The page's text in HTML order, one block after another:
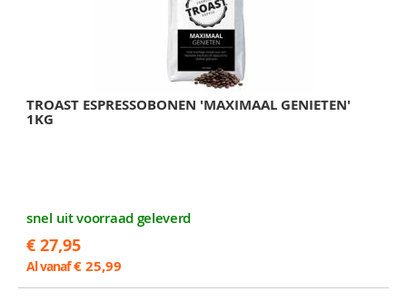
TROAST ESPRESSOBONEN 'MAXIMAAL GENIETEN'
1KG
snel uit voorraad geleverd
€ 27,95
Al vanaf € 25,99